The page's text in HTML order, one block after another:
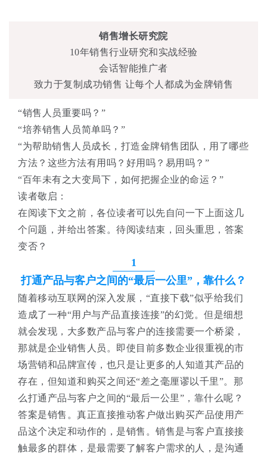
按业务场景
交易跟进
培训辅导
销售增长研究院
10年销售行业研究和实战经验
会话智能推广者
致力于复制成功销售 让每个人都成为金牌销售
“销售人员重要吗？”
“培养销售人员简单吗？”
“为帮助销售人员成长，打造金牌销售团队，用了哪些
方法？这些方法有用吗？好用吗？易用吗？”
“百年未有之大变局下，如何把握企业的命运？”
读者敬启：
在阅读下文之前，各位读者可以先自问一下上面这几
个问题，并给出答案。待阅读结束，回头重思，答案
变否？
1
打通产品与客户之间的“最后一公里”，靠什么？
随着移动互联网的深入发展，“直接下载”似乎给我们
造成了一种“用户与产品直接连接”的幻觉。但是细想
就会发现，大多数产品与客户的连接需要一个桥梁，
那就是企业销售人员。即使目前多数企业很重视的市
场营销和品牌宣传，也只是让更多的人知道其产品的
存在，但知道和购买之间还“差之毫厘谬以千里”。那
么打通产品与客户之间的“最后一公里”，靠什么呢？
答案是销售。真正直接推动客户做出购买产品使用产
品这个决定和动作的，是销售。销售是与客户直接接
触最多的群体，是最需要了解客户需求的人，是沟通